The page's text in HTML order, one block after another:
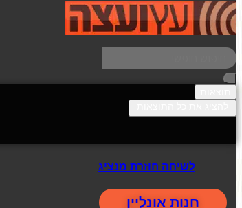
לשיחה חוזרת מנציג
חנות אונליין